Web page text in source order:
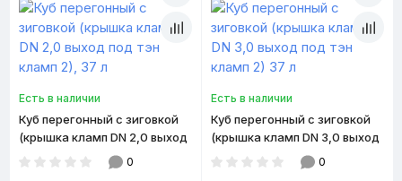
Есть в наличии
Куб перегонный с зиговкой
(крышка кламп DN 2,0 выход
под тэн кламп 2), 37 л
0
Есть в наличии
Куб перегонный с зиговкой
(крышка кламп DN 3,0 выход
под тэн кламп 2) 37 л
0